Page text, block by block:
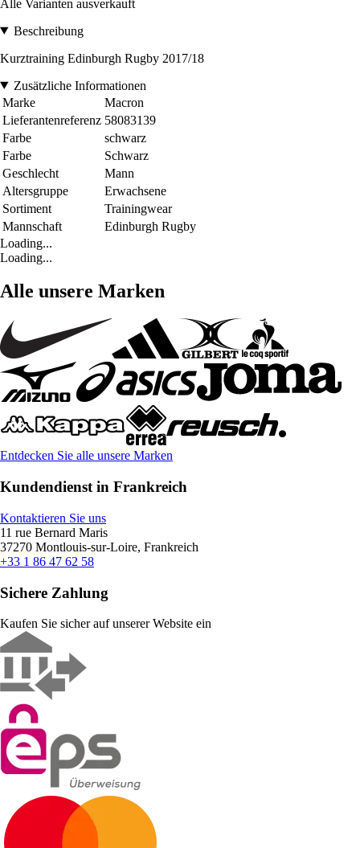
Alle Varianten ausverkauft
Beschreibung
Kurztraining Edinburgh Rugby 2017/18
Zusätzliche Informationen
Marke
Macron
Lieferantenreferenz 58083139
Farbe
schwarz
Farbe
Schwarz
Geschlecht
Mann
Altersgruppe
Erwachsene
Sortiment
Trainingwear
Mannschaft
Edinburgh Rugby
Loading...
Loading...
Alle unsere Marken
Entdecken Sie alle unsere Marken
Kundendienst in Frankreich
Kontaktieren Sie uns
11 rue Bernard Maris
37270 Montlouis-sur-Loire, Frankreich
+33 1 86 47 62 58
Sichere Zahlung
Kaufen Sie sicher auf unserer Website ein